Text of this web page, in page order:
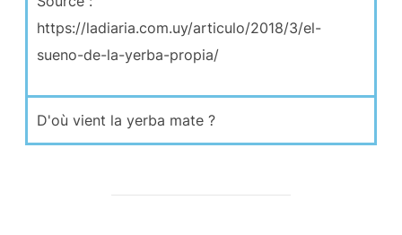
https://ladiaria.com.uy/articulo/2018/3/el-
sueno-de-la-yerba-propia/
D'où vient la yerba mate ?